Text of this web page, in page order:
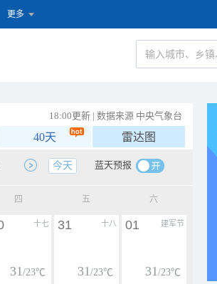
更多
18:00更新 | 数据来源 中央气象台
40天 雷达图
蓝天预报
今天
四 五 六
十七
31/23℃
十八
31
31/23℃
建军节
01
31/23℃